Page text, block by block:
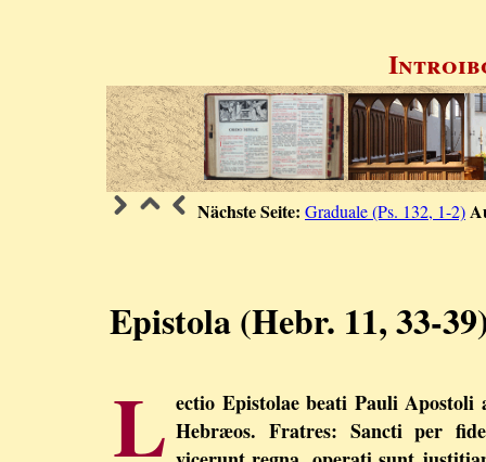
Nächste Seite: Graduale (Ps. 132, 1-2)
Epistola (Hebr. 11, 33-
L ectio Epistolae beati Pauli Apostoli
Hebræos. Fratres: Sancti per